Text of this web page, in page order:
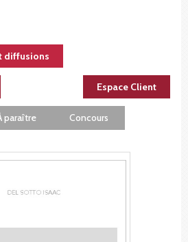
diffusions
Espace Client
paraître Concours